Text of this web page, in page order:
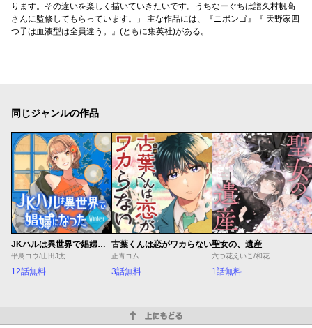
ります。その違いを楽しく描いていきたいです。うちなーぐちは譜久村帆高
さんに監修してもらっています。」 主な作品には、『ニポンゴ』『 天野家四
つ子は血液型は全員違う。』(ともに集英社)がある。
同じジャンルの作品
JKハルは異世界で娼婦になった Winter
平鳥コウ/山田J太
12話無料
古葉くんは恋がワカらない
正青コム
3話無料
聖女の、遺産
六つ花えいこ/和花
1話無料